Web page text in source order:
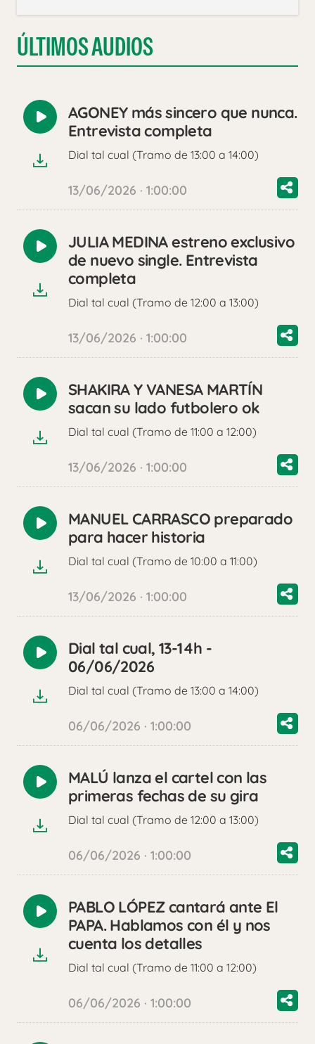
ÚLTIMOS AUDIOS
Reproducir
audio
AGONEY más sincero que nunca.
Entrevista completa
Dial tal cual (Tramo de 13:00 a 14:00)
13/06/2026 · 1:00:00
Reproducir
audio
JULIA MEDINA estreno exclusivo
de nuevo single. Entrevista
completa
Dial tal cual (Tramo de 12:00 a 13:00)
13/06/2026 · 1:00:00
Reproducir
audio
SHAKIRA Y VANESA MARTÍN
sacan su lado futbolero ok
Dial tal cual (Tramo de 11:00 a 12:00)
13/06/2026 · 1:00:00
Reproducir
audio
MANUEL CARRASCO preparado
para hacer historia
Dial tal cual (Tramo de 10:00 a 11:00)
13/06/2026 · 1:00:00
Reproducir
audio
Dial tal cual, 13-14h -
06/06/2026
Dial tal cual (Tramo de 13:00 a 14:00)
06/06/2026 · 1:00:00
Reproducir
audio
MALÚ lanza el cartel con las
primeras fechas de su gira
Dial tal cual (Tramo de 12:00 a 13:00)
06/06/2026 · 1:00:00
Reproducir
audio
PABLO LÓPEZ cantará ante El
PAPA. Hablamos con él y nos
cuenta los detalles
Dial tal cual (Tramo de 11:00 a 12:00)
06/06/2026 · 1:00:00